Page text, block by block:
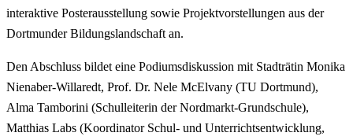
interaktive Posterausstellung sowie Projektvorstellungen aus der
Dortmunder Bildungslandschaft an.
Den Abschluss bildet eine Podiumsdiskussion mit Stadträtin Monika
Nienaber-Willaredt, Prof. Dr. Nele McElvany (TU Dortmund),
Alma Tamborini (Schulleiterin der Nordmarkt-Grundschule),
Matthias Labs (Koordinator Schul- und Unterrichtsentwicklung,